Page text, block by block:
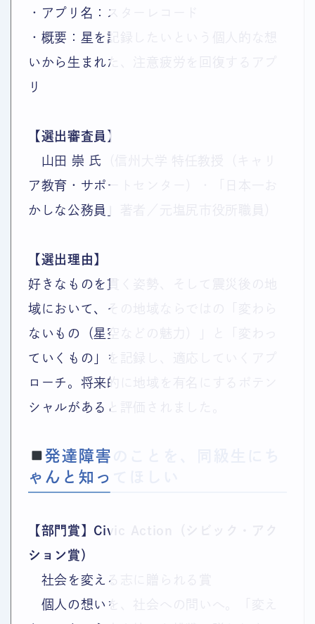
・アプリ名：スターレコード
・概要：星を記録したいという個人的な想
いから生まれた、注意疲労を回復するアプ
リ
【選出審査員】
山田 崇 氏（信州大学 特任教授（キャリ
ア教育・サポートセンター）・「日本一お
かしな公務員」著者／元塩尻市役所職員）
【選出理由】
好きなものを貫く姿勢、そして震災後の地
域において、その地域ならではの「変わら
ないもの（星空などの魅力）」と「変わっ
ていくもの」を記録し、適応していくアプ
ローチ。将来的に地域を有名にするポテン
シャルがあると評価されました。
発達障害のことを、同級生にち
ゃんと知ってほしい
【部門賞】Civic Action（シビック・アク
ション賞）
社会を変える志に贈られる賞
個人の想いを、社会への問いへ。「変え